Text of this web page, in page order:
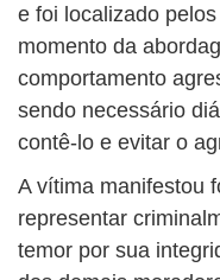
e foi localizado
momento da
comportamento
sendo necessário
contê-lo e evitar o
A vítima manifestou
representar
temor por sua